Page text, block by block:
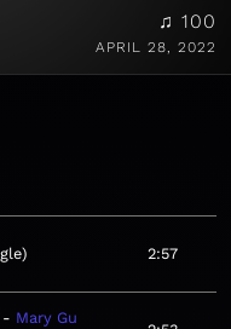
♫ 100
APRIL 28, 2022
2:57
Mary Gu